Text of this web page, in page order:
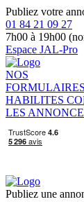
Publiez votre
01 84 21 09 27
7h00 à 19h00
Espace JAL-Pro
NOS
FORMULAIRES
HABILITES
LES
Publiez une